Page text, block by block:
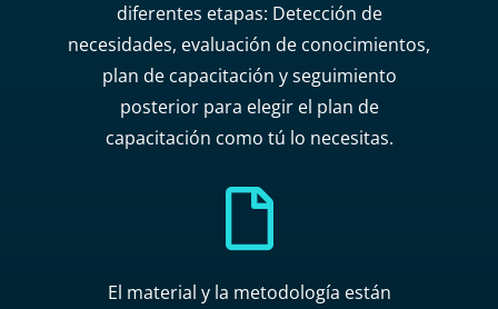
diferentes etapas: Detección de
necesidades, evaluación de conocimientos,
plan de capacitación y seguimiento
posterior para elegir el plan de
capacitación como tú lo necesitas.

El material y la metodología están